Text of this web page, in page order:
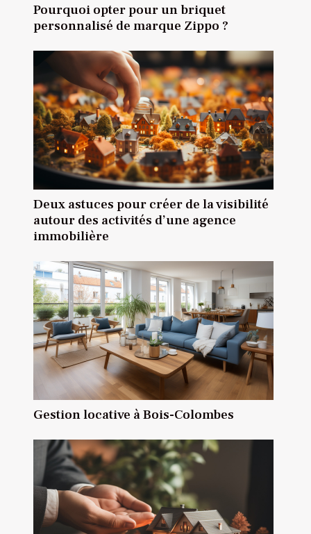
Pourquoi opter pour un briquet
personnalisé de marque Zippo ?
Deux astuces pour créer de la visibilité
autour des activités d’une agence
immobilière
Gestion locative à Bois-Colombes